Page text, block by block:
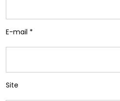
E-mail *
Site